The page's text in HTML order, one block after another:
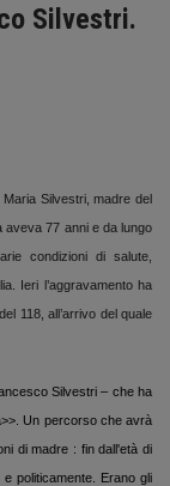
Silvestri.
Silvestri, madre del
77 anni e da lungo
condizioni di salute,
Ieri l’aggravamento ha
118, all’arrivo del quale
Silvestri – che ha
Un percorso che avrà
di madre : fin dall'età di
politicamente. Erano gli